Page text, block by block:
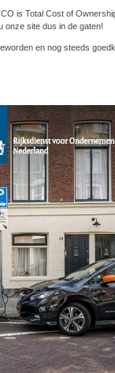
is Total Cost of
onze site dus in de gaten!
en nog steeds